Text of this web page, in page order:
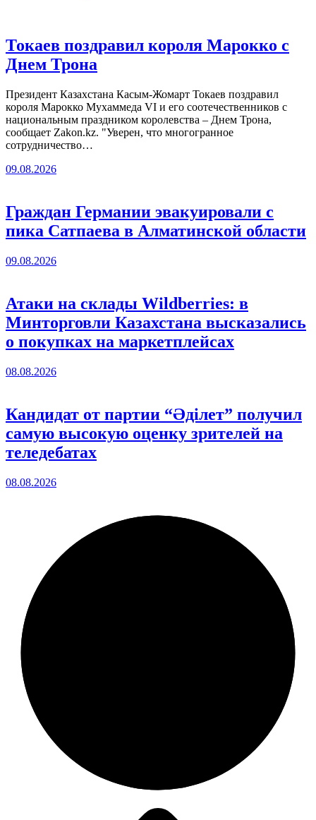
Токаев поздравил короля Марокко с
Днем Трона
Президент Казахстана Касым-Жомарт Токаев поздравил
короля Марокко Мухаммеда VI и его соотечественников с
национальным праздником королевства – Днем Трона,
сообщает Zakon.kz. "Уверен, что многогранное
сотрудничество…
09.08.2026
Граждан Германии эвакуировали с
пика Сатпаева в Алматинской области
09.08.2026
Атаки на склады Wildberries: в
Минторговли Казахстана высказались
о покупках на маркетплейсах
08.08.2026
Кандидат от партии “Әділет” получил
самую высокую оценку зрителей на
теледебатах
08.08.2026